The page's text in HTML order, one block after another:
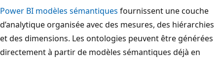
Power BI modèles sémantiques fournissent une couche
d’analytique organisée avec des mesures, des hiérarchies
et des dimensions. Les ontologies peuvent être générées
directement à partir de modèles sémantiques déjà en